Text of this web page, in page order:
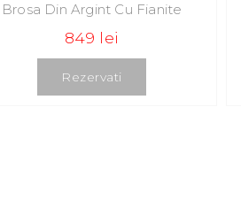
Brosa Din Argint Cu Fianite
849 lei
Rezervati